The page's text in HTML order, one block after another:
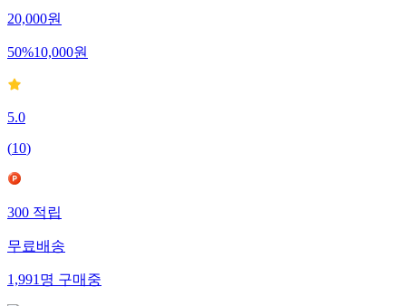
20,000원
50%10,000원
5.0
(10)
300적립
무료배송
1,991명구매중